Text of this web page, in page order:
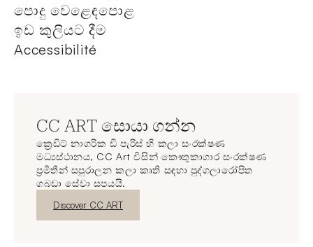
පොදු වෙළෙඳපොළ
ඉඩ කුලියට දීම
Accessibilité
CC ART සොයා ගන්න
ක්‍රෙඩිට් නාගරික ඩි පැරිස් හි කලා සංරක්ෂණ
මධ්‍යස්ථානය, CC Art විසින් කෞතුකාගාර සංරක්ෂණ
ප්‍රමිතීන් සපුරාලන කලා කෘති සඳහා පුද්ගලාරෝපිත
ගබඩා සේවා සපයයි.
නව කවුළුව
Discover CC ART